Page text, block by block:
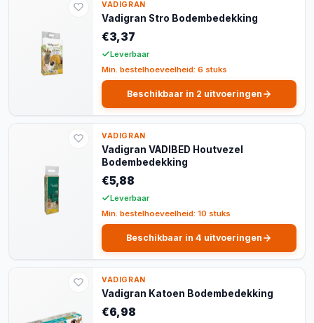
VADIGRAN
Vadigran Stro Bodembedekking
€3,37
Leverbaar
Min. bestelhoeveelheid: 6 stuks
Beschikbaar in 2 uitvoeringen
VADIGRAN
Vadigran VADIBED Houtvezel
Bodembedekking
€5,88
Leverbaar
Min. bestelhoeveelheid: 10 stuks
Beschikbaar in 4 uitvoeringen
VADIGRAN
Vadigran Katoen Bodembedekking
€6,98